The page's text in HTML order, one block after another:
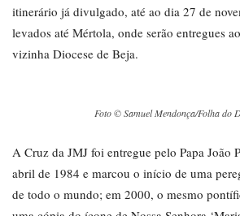
itinerário já divulgado, até ao dia 27 de
levados até Mértola, onde serão entregues
vizinha Diocese de Beja.
Foto © Samuel Mendonça/Folha do
A Cruz da JMJ foi entregue pelo Papa João
abril de 1984 e marcou o início de uma
de todo o mundo; em 2000, o mesmo